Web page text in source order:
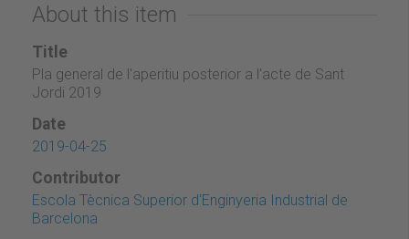
About this item
Title
Pla general de l'aperitiu posterior a l'acte de Sant
Jordi 2019
Date
2019-04-25
Contributor
Escola Tècnica Superior d'Enginyeria Industrial de
Barcelona